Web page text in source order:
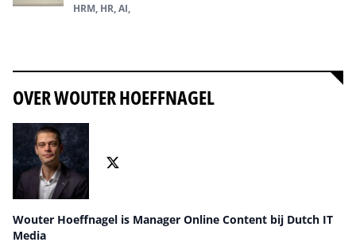
HRM, HR, AI,
OVER WOUTER HOEFFNAGEL
Wouter Hoeffnagel is Manager Online Content bij Dutch IT
Media